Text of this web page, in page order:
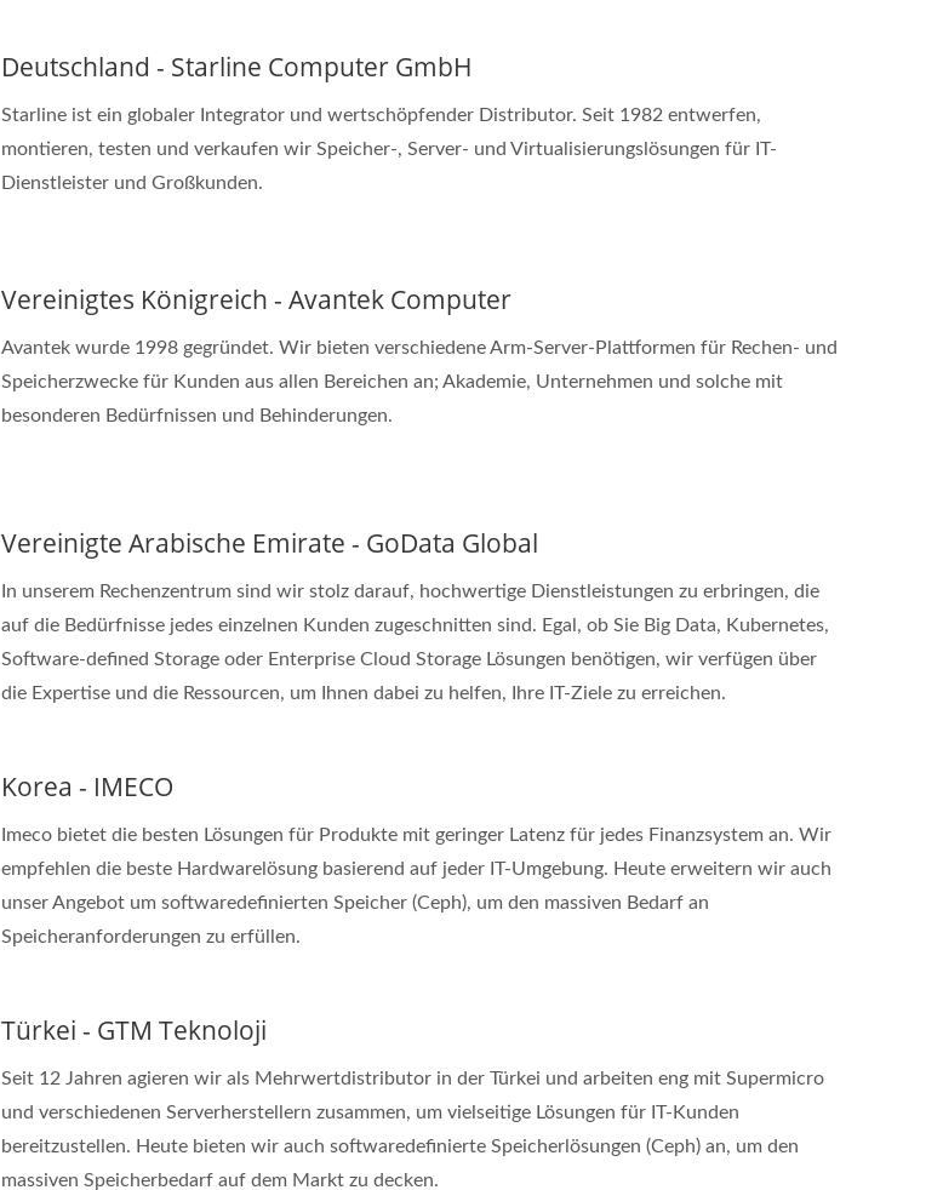
Deutschland - Starline Computer GmbH
Starline ist ein globaler Integrator und wertschöpfender Distributor. Seit 1982 entwerfen,
montieren, testen und verkaufen wir Speicher-, Server- und Virtualisierungslösungen für IT-
Dienstleister und Großkunden.
Vereinigtes Königreich - Avantek Computer
Avantek wurde 1998 gegründet. Wir bieten verschiedene Arm-Server-Plattformen für Rechen- und
Speicherzwecke für Kunden aus allen Bereichen an; Akademie, Unternehmen und solche mit
besonderen Bedürfnissen und Behinderungen.
Vereinigte Arabische Emirate - GoData Global
In unserem Rechenzentrum sind wir stolz darauf, hochwertige Dienstleistungen zu erbringen, die
auf die Bedürfnisse jedes einzelnen Kunden zugeschnitten sind. Egal, ob Sie Big Data, Kubernetes,
Software-defined Storage oder Enterprise Cloud Storage Lösungen benötigen, wir verfügen über
die Expertise und die Ressourcen, um Ihnen dabei zu helfen, Ihre IT-Ziele zu erreichen.
Korea - IMECO
Imeco bietet die besten Lösungen für Produkte mit geringer Latenz für jedes Finanzsystem an. Wir
empfehlen die beste Hardwarelösung basierend auf jeder IT-Umgebung. Heute erweitern wir auch
unser Angebot um softwaredefinierten Speicher (Ceph), um den massiven Bedarf an
Speicheranforderungen zu erfüllen.
Türkei - GTM Teknoloji
Seit 12 Jahren agieren wir als Mehrwertdistributor in der Türkei und arbeiten eng mit Supermicro
und verschiedenen Serverherstellern zusammen, um vielseitige Lösungen für IT-Kunden
bereitzustellen. Heute bieten wir auch softwaredefinierte Speicherlösungen (Ceph) an, um den
massiven Speicherbedarf auf dem Markt zu decken.